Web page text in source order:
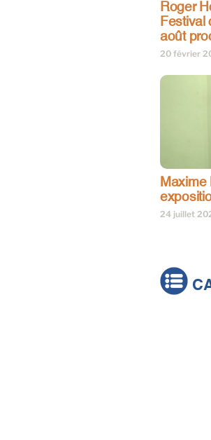
Roger
Festival
août
20 février
Maxime
24 juillet